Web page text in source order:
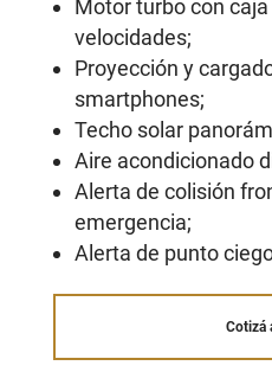
Motor turbo con
velocidades;
Proyección y
smartphones;
Techo solar
Aire acondicionado
Alerta de colisión
emergencia;
Alerta de punto
Cotizá